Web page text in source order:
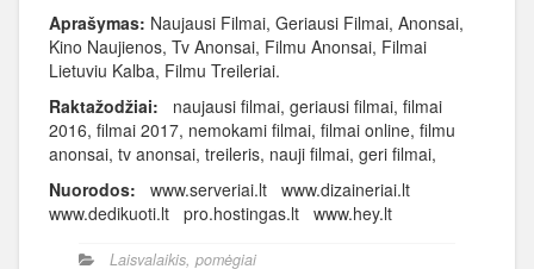
Aprašymas: Naujausi Filmai, Geriausi Filmai, Anonsai,
Kino Naujienos, Tv Anonsai, Filmu Anonsai, Filmai
Lietuviu Kalba, Filmu Treileriai.
Raktažodžiai: naujausi filmai, geriausi filmai, filmai
2016, filmai 2017, nemokami filmai, filmai online, filmu
anonsai, tv anonsai, treileris, nauji filmai, geri filmai,
Nuorodos: www.serveriai.lt www.dizaineriai.lt
www.dedikuoti.lt pro.hostingas.lt www.hey.lt
Laisvalaikis, pomėgiai